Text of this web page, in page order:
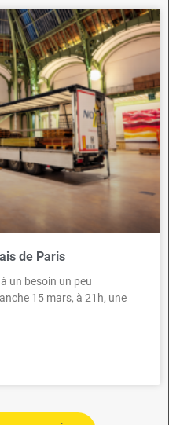
de Paris
un besoin un peu
15 mars, à 21h, une